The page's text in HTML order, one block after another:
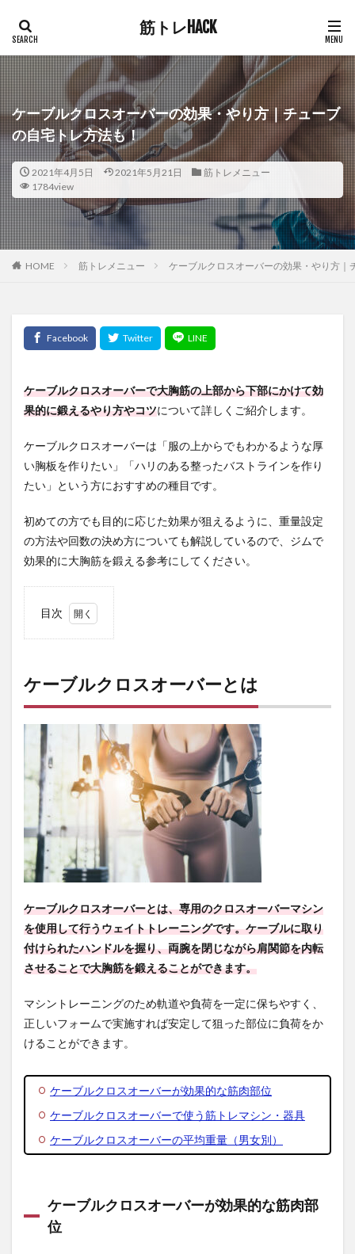
筋トレHACK
ケーブルクロスオーバーの効果・やり方｜チューブ
の自宅トレ方法も！
2021年4月5日 2021年5月21日
筋トレメニュー
1784view
HOME 筋トレメニュー ケーブルクロスオーバーの効果・やり方｜
ケーブルクロスオーバーで大胸筋の上部から下部にかけて効
果的に鍛えるやり方やコツについて詳しくご紹介します。
ケーブルクロスオーバーは「服の上からでもわかるような厚
い胸板を作りたい」「ハリのある整ったバストラインを作り
たい」という方におすすめの種目です。
初めての方でも目的に応じた効果が狙えるように、重量設定
の方法や回数の決め方についても解説しているので、ジムで
効果的に大胸筋を鍛える参考にしてください。
目次
ーバ
は
ブル
ーバ
ーが
効果
的な
部位
1.2
ケー
クロ
ーバ
使う
筋ト
シ
ン・
ケー
ブル
ーバ
ーの
平均
ケーブルクロスオーバーとは
ケーブルクロスオーバーとは、専用のクロスオーバーマシン
を使用して行うウェイトトレーニングです。ケーブルに取り
付けられたハンドルを握り、両腕を閉じながら肩関節を内転
させることで大胸筋を鍛えることができます。
マシントレーニングのため軌道や負荷を一定に保ちやすく、
正しいフォームで実施すれば安定して狙った部位に負荷をか
けることができます。
ケーブルクロスオーバーが効果的な筋肉部位
ケーブルクロスオーバーで使う筋トレマシン・器具
ケーブルクロスオーバーの平均重量（男女別）
ケーブルクロスオーバーが効果的な筋肉部
位